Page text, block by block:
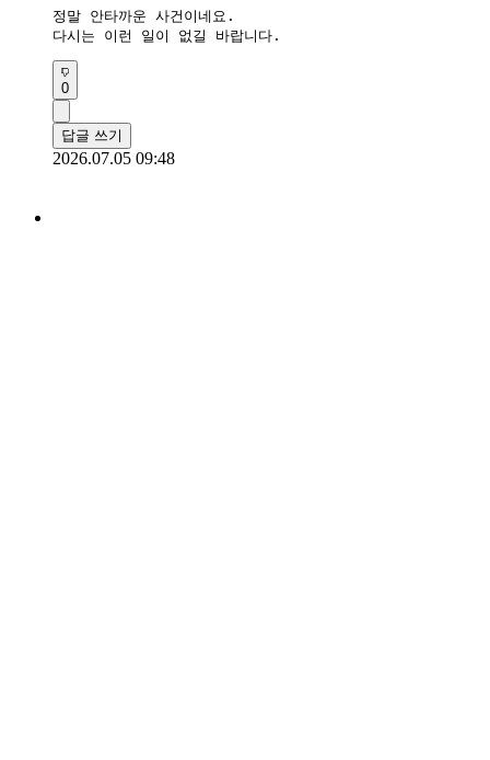
정말 안타까운 사건이네요.
다시는 이런 일이 없길 바랍니다.
0
답글 쓰기
2026.07.05 09:48